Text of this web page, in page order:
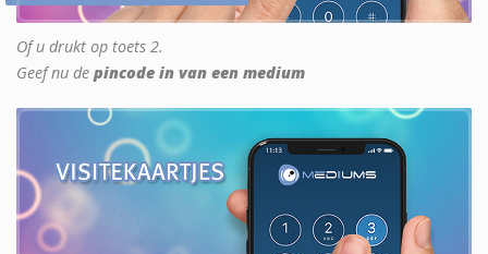
Of u drukt op toets 2.
Geef nu de pincode in van een medium